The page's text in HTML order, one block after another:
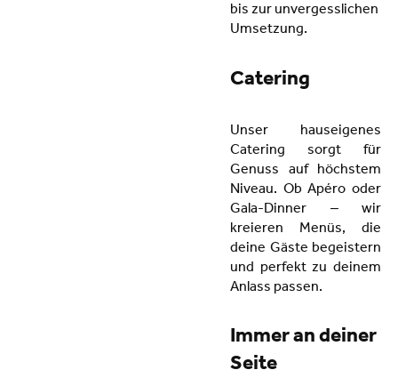
bis zur unvergesslichen
Umsetzung.
Catering
Unser hauseigenes
Catering sorgt für
Genuss auf höchstem
Niveau. Ob Apéro oder
Gala-Dinner – wir
kreieren Menüs, die
deine Gäste begeistern
und perfekt zu deinem
Anlass passen.
Immer an deiner
Seite